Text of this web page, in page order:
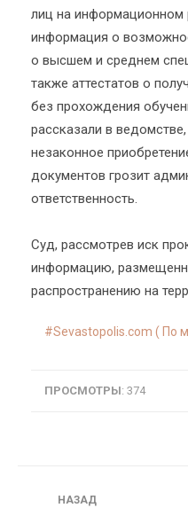
лиц на информационном
информация о
о высшем и среднем
также аттестатов о
без прохождения
рассказали в
незаконное
документов грозит
ответственность.
Суд, рассмотрев иск
информацию,
распространению на
Sevastopolis.com ( По
ПРОСМОТРЫ: 374
Навигация
НАЗАД